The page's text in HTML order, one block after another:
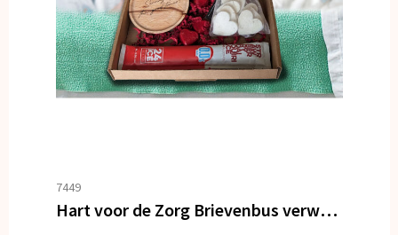
7449
Hart voor de Zorg Brievenbus verwenpakket